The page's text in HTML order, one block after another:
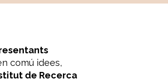
comú idees,
de Recerca